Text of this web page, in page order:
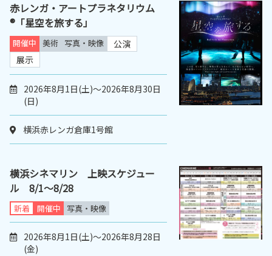
赤レンガ・アートプラネタリウム
®「星空を旅する」
開催中 美術 写真・映像
公演
展示
2026年8月1日(土)～2026年8月30日
(日)
横浜赤レンガ倉庫1号館
横浜シネマリン 上映スケジュー
ル 8/1～8/28
新着 開催中 写真・映像
2026年8月1日(土)～2026年8月28日
(金)